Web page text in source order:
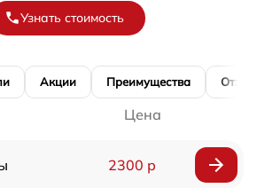
Узнать стоимость
Акции Преимущества
Цена
2300 р